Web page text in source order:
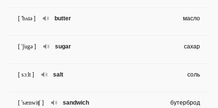
butter
[ 'bʌtə ] масло
sugar
[ 'ʃugə ] сахар
salt
[ sɔ:lt ] соль
sandwich
[ 'sænwiʧ ] бутерброд